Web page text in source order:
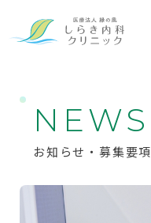
N EWS
お知らせ・募集要項